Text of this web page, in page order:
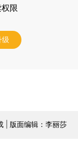
限
级
| 版面编辑：李丽莎